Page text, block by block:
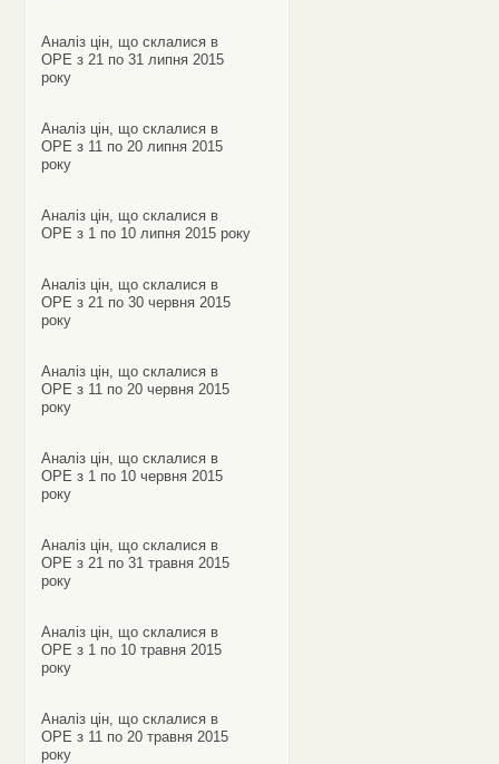
Аналіз цін, що склалися в
ОРЕ з 21 по 31 липня 2015
року
Аналіз цін, що склалися в
ОРЕ з 11 по 20 липня 2015
року
Аналіз цін, що склалися в
ОРЕ з 1 по 10 липня 2015 року
Аналіз цін, що склалися в
ОРЕ з 21 по 30 червня 2015
року
Аналіз цін, що склалися в
ОРЕ з 11 по 20 червня 2015
року
Аналіз цін, що склалися в
ОРЕ з 1 по 10 червня 2015
року
Аналіз цін, що склалися в
ОРЕ з 21 по 31 травня 2015
року
Аналіз цін, що склалися в
ОРЕ з 1 по 10 травня 2015
року
Аналіз цін, що склалися в
ОРЕ з 11 по 20 травня 2015
року